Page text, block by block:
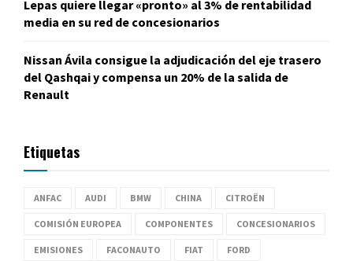
Lepas quiere llegar «pronto» al 3% de rentabilidad
media en su red de concesionarios
Nissan Ávila consigue la adjudicación del eje trasero
del Qashqai y compensa un 20% de la salida de
Renault
Etiquetas
ANFAC AUDI BMW CHINA CITROËN
COMISIÓN EUROPEA COMPONENTES CONCESIONARIOS
EMISIONES FACONAUTO FIAT FORD